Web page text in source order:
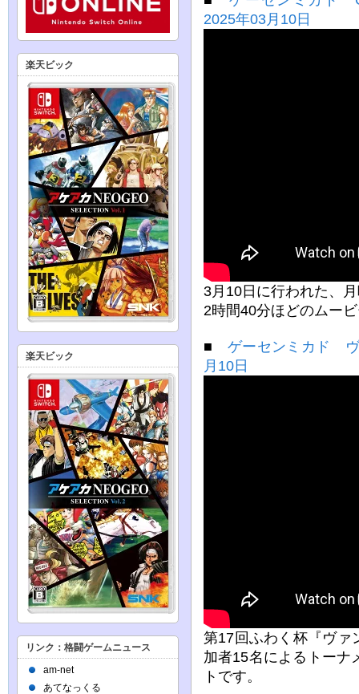
2025年03月10日
3月10日に行われた、
2時間40分ほどのムー
■ ゲーセンミカド
月10日
第17回ふわく杯『ヴァ
加者15名によるトーナ
トです。
楽天ビック
楽天ビック
リンク：格闘ゲームニュース
am-net
あてなっくる